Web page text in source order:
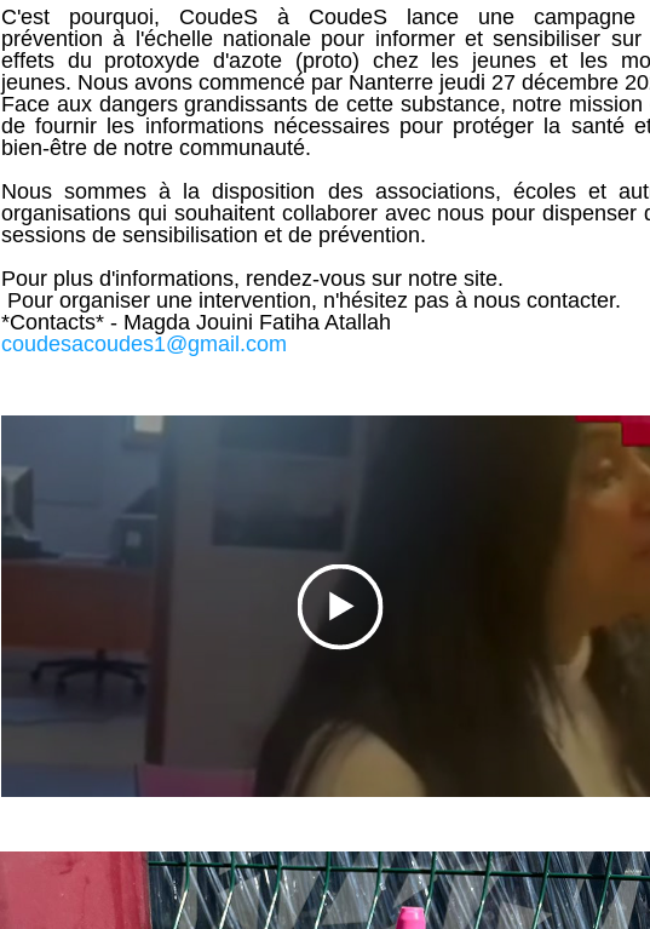
C'est pourquoi, CoudeS à CoudeS lance une campagne
prévention à l'échelle nationale pour informer et sensibiliser sur
effets du protoxyde d'azote (proto) chez les jeunes et les
jeunes. Nous avons commencé par Nanterre jeudi 27 décembre
Face aux dangers grandissants de cette substance, notre mission
de fournir les informations nécessaires pour protéger la santé
bien-être de notre communauté.
Nous sommes à la disposition des associations, écoles et
organisations qui souhaitent collaborer avec nous pour dispenser
sessions de sensibilisation et de prévention.
Pour plus d'informations, rendez-vous sur notre site.
Pour organiser une intervention, n'hésitez pas à nous contacter.
*Contacts* - Magda Jouini Fatiha Atallah
coudesacoudes1@gmail.com